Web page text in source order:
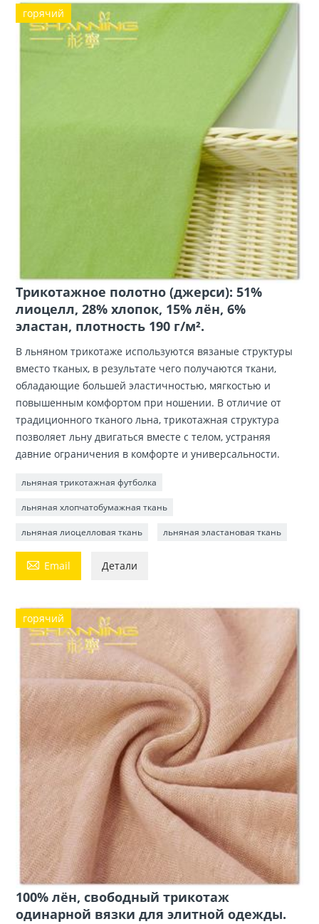
горячий
Трикотажное полотно (джерси): 51%
лиоцелл, 28% хлопок, 15% лён, 6%
эластан, плотность 190 г/м².
В льняном трикотаже используются вязаные структуры
вместо тканых, в результате чего получаются ткани,
обладающие большей эластичностью, мягкостью и
повышенным комфортом при ношении. В отличие от
традиционного тканого льна, трикотажная структура
позволяет льну двигаться вместе с телом, устраняя
давние ограничения в комфорте и универсальности.
льняная трикотажная футболка
льняная хлопчатобумажная ткань
льняная лиоцелловая ткань льняная эластановая ткань
 Email Детали
горячий
100% лён, свободный трикотаж
одинарной вязки для элитной одежды.